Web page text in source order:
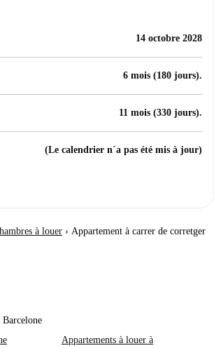
14 octobre 2028
6 mois (180 jours).
11 mois (330 jours).
(Le calendrier n´a pas été mis à jour)
à louer › Appartement à carrer de corretger
Appartements à louer à